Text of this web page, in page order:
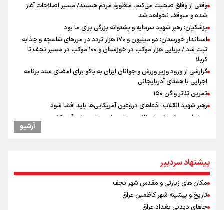
وقتی از وفاق صحبت می‌کنم، منظورم مردم هستند/ مسیر اصلاحات آغاز
شده و متوقف نخواهد شد
پزشکیان: رهبر شهید سرمایه و پشتوانه بزرگی برای ما بود
استاندار خوزستان: دو میلیون و ۱۷۰ هزار تردد در مرزهای شلمچه و چذابه
ثبت شد / برپایی هزار موکب در خوزستان و ۱۰۰ موکب در مسیر نجف تا
کربلا
گزارشی از ورود وزیر ورزش و جوانان ایران به باکو برای امضای سند برنامه
اجرایی با همتای آذربایجانی
تمرین تئاتر واگن ۱۵۰
رهبر شهید انقلاب: ادّعاهای دروغین آمریکایی‌ها باید افشا شود
عماد احمدوند : نسخه نانویی برای حل بحران منابع آبی کشور
یحیی سریع: در عملیاتی گسترده تجمعات نظامی وابسته به عربستان را
ورزش ایران از مجموعه ملی تیراندازی باکو
کانادا دو مظنون تیراندازی در نزدیکی کنسولگری آمریکا را بازداشت کرد
نصیری: امیدوارم با خوشرنگ‌ترین مدال‌ها به ایران برگردیم/ حضور شهاب
حسینی در اردو به تیم انگیزه می‌دهد/ امیدوارم پرسپولیس فصل موفقی
داشته باشد
آرشیو
پیشنهاد سردبیر
مکان های زیارتی و مقدس شهر نجف
تاریخ و پیشینه شهر کاظمین عراق
جاهای دیدنی بغداد عراق